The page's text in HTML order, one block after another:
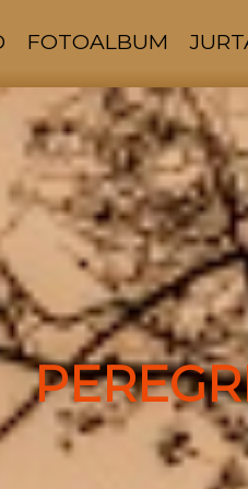
FOTOALBUM